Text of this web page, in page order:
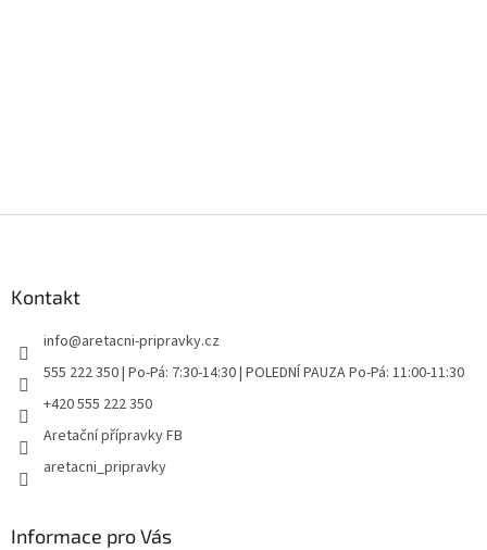
Kontakt
info@aretacni-pripravky.cz
555 222 350 | Po-Pá: 7:30-14:30 | POLEDNÍ PAUZA Po-Pá: 11:00-11:30
+420 555 222 350
Aretační přípravky FB
aretacni_pripravky
Informace pro Vás